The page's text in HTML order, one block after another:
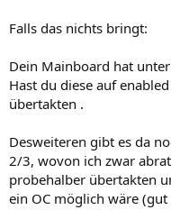
Falls das nichts bringt:
Dein Mainboard hat
Hast du diese auf
übertakten .
Desweiteren gibt es da
2/3, wovon ich zwar
probehalber übertakten
ein OC möglich wäre